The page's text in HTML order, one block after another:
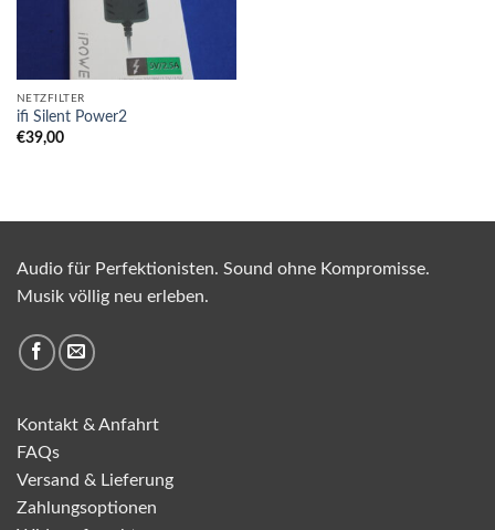
NETZFILTER
ifi Silent Power2
€39,00
Audio für Perfektionisten. Sound ohne Kompromisse.
Musik völlig neu erleben.
Kontakt & Anfahrt
FAQs
Versand & Lieferung
Zahlungsoptionen